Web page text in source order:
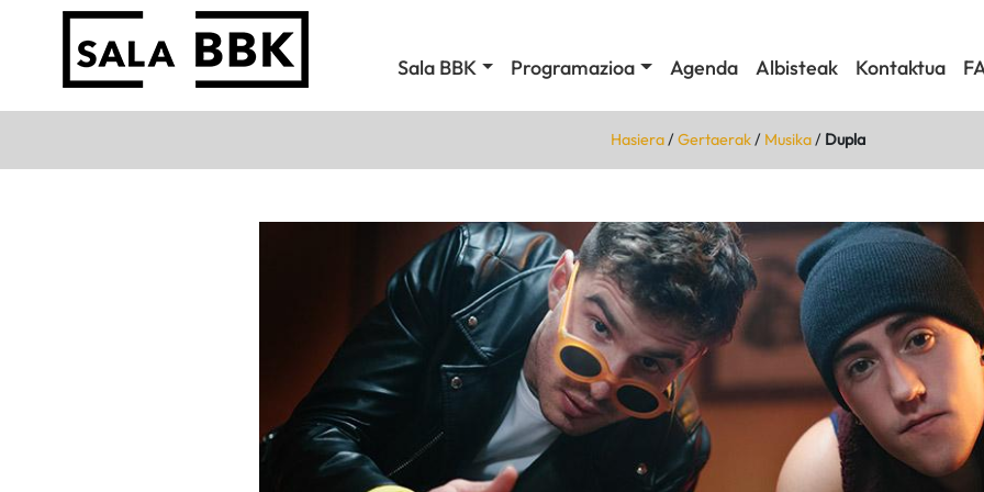
Sala BBK Programazioa Agenda Albisteak Kontaktua
Hasiera/Gertaerak/ Musika/ Dupla